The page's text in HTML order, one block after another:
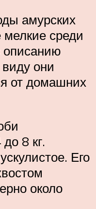
амурских
среди
описанию
они
от домашних
8 кг.
Его
около